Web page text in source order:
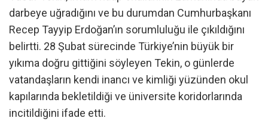
darbeye uğradığını ve bu durumdan Cumhurbaşkanı
Recep Tayyip Erdoğan’ın sorumluluğu ile çıkıldığını
belirtti. 28 Şubat sürecinde Türkiye’nin büyük bir
yıkıma doğru gittiğini söyleyen Tekin, o günlerde
vatandaşların kendi inancı ve kimliği yüzünden okul
kapılarında bekletildiği ve üniversite koridorlarında
incitildiğini ifade etti.